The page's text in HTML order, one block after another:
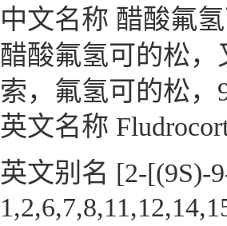
中文名称 醋酸氟
醋酸氟氢可的松，
索，氟氢可的松
英文名称
英文别名 [2-[(9S)-